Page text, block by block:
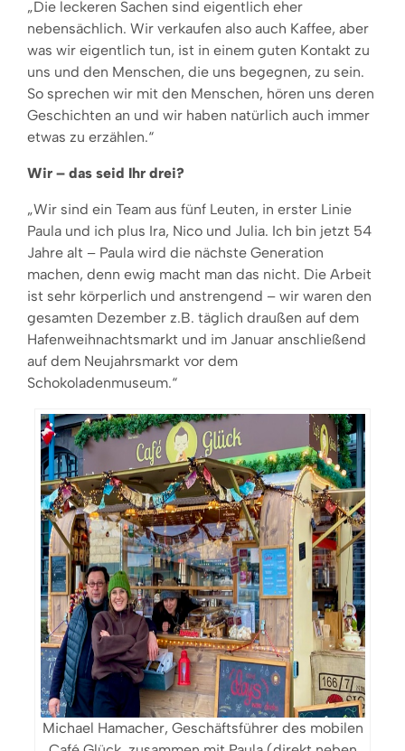
„Die leckeren Sachen sind eigentlich eher
nebensächlich. Wir verkaufen also auch Kaffee, aber
was wir eigentlich tun, ist in einem guten Kontakt zu
uns und den Menschen, die uns begegnen, zu sein.
So sprechen wir mit den Menschen, hören uns deren
Geschichten an und wir haben natürlich auch immer
etwas zu erzählen.“
Wir – das seid Ihr drei?
„Wir sind ein Team aus fünf Leuten, in erster Linie
Paula und ich plus Ira, Nico und Julia. Ich bin jetzt 54
Jahre alt – Paula wird die nächste Generation
machen, denn ewig macht man das nicht. Die Arbeit
ist sehr körperlich und anstrengend – wir waren den
gesamten Dezember z.B. täglich draußen auf dem
Hafenweihnachtsmarkt und im Januar anschließend
auf dem Neujahrsmarkt vor dem
Schokoladenmuseum.“
Michael Hamacher, Geschäftsführer des mobilen